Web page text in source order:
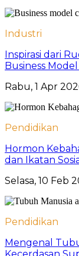
Industri
Inspirasi dari
Business
Rabu, 1 Apr
Pendidikan
Hormon
dan Ikatan
Selasa, 10 Feb
Pendidikan
Mengenal
Kecerdasan